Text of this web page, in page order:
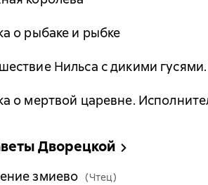
о рыбаке и рыбке
Нильса с дикими
о мертвой царевне.
Дворецкой
змиево (Чтец)